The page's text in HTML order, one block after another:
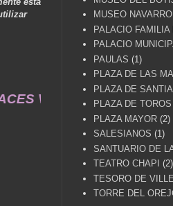
CUÉNTAME... UN
MUSEO
PALACIO FAMILIA
PALACIO
PAULAS (1)
PLAZA DE LAS
PLAZA DE
PLAZA DE TOROS
PLAZA MAYOR (2)
SALESIANOS (1)
SANTUARIO DE
TEATRO CHAPI
(2)
TESORO DE
TORRE DEL